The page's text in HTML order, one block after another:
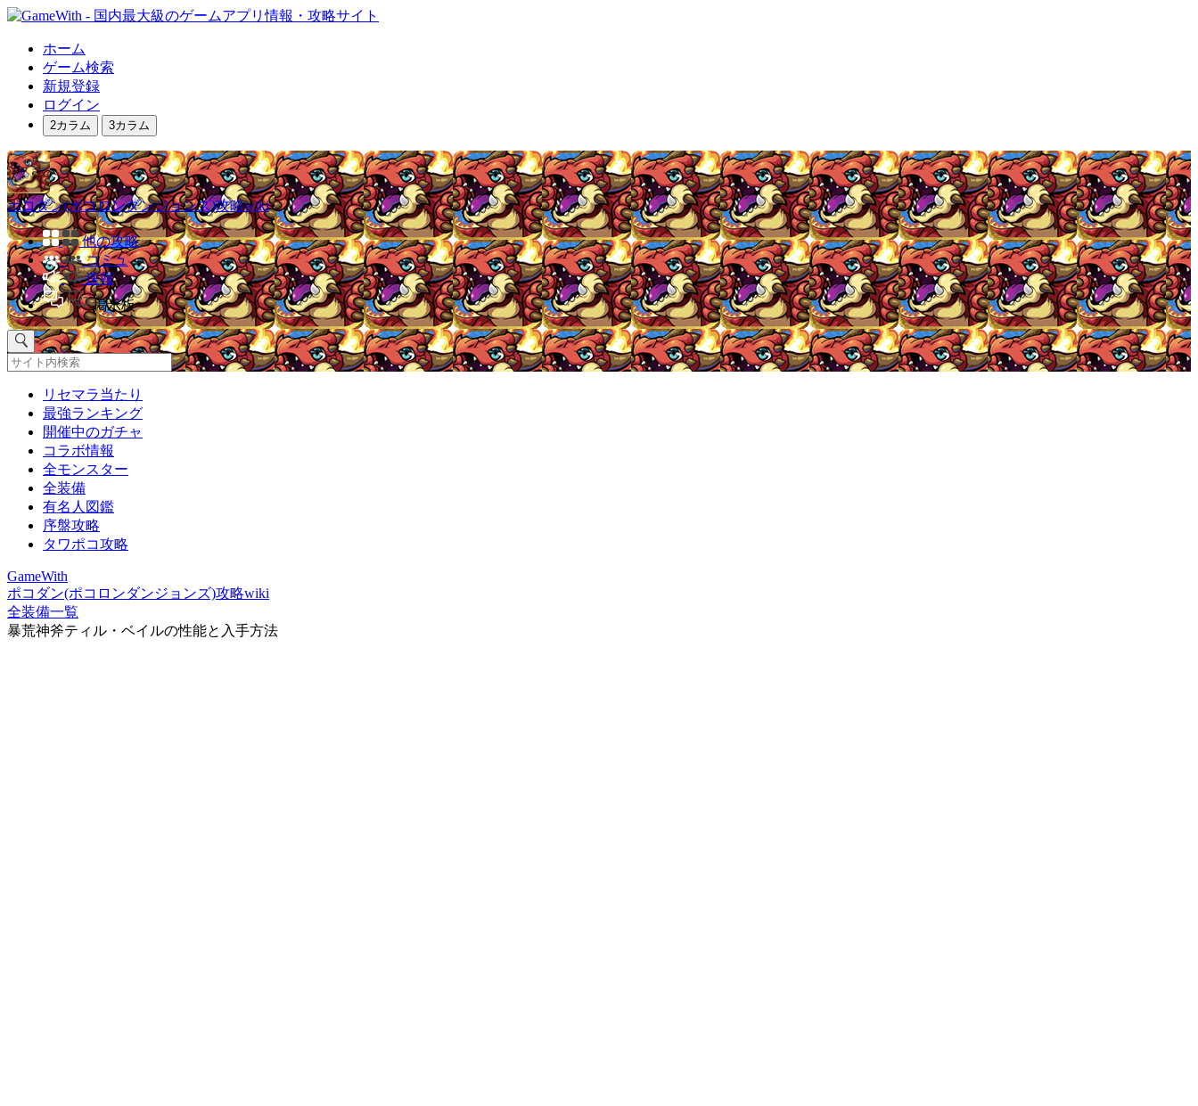
ホーム
ゲーム検索
新規登録
ログイン
2カラム 3カラム
ポコダン(ポコロンダンジョンズ)攻略wiki
他の攻略
コミュ
速報
掲示板
リセマラ当たり
最強ランキング
開催中のガチャ
コラボ情報
全モンスター
全装備
有名人図鑑
序盤攻略
タワポコ攻略
GameWith
ポコダン(ポコロンダンジョンズ)攻略wiki
全装備一覧
暴荒神斧ティル・ベイルの性能と入手方法